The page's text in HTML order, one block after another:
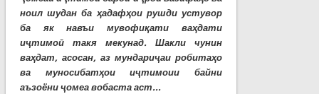
ноил шудан ба ҳадафҳои рушди устувор
ба як навъи мувофиқати ваҳдати
иҷтимоӣ такя мекунад. Шакли чунин
ваҳдат, асосан, аз мундариҷаи робитаҳо
ва муносибатҳои иҷтимоии байни
аъзоёни ҷомеа вобаста аст...